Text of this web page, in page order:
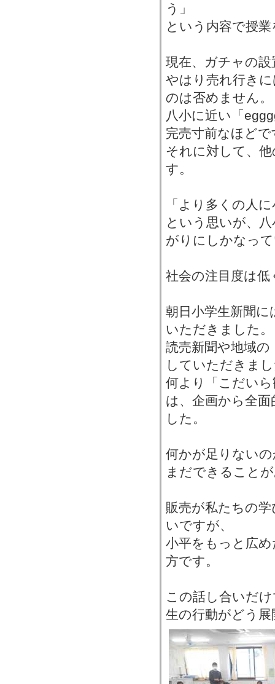
う」
という内容で授
現在、ガチャの
やはり売れ行き
のは否めません。
八小に近い「
完売寸前なほどで
それに対して、
す。
「より多くの人
という思いが、
がりにしかなっ
社会の注目度は
朝日小学生新聞
いただきました。
読売新聞や地域
していただきま
何より「こだい
は、企画から全
した。
何かが足りない
まだできること
販売が私たちの
いですが、
小平をもっと広
方です。
この話し合いだ
生の行動がどう